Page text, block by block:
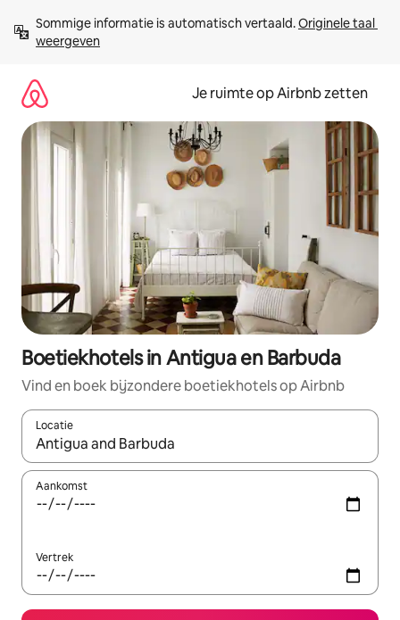
direct
naar
Sommige informatie is automatisch vertaald. Originele taal
weergeven
Je ruimte op Airbnb zetten
Boetiekhotels in Antigua en Barbuda
Vind en boek bijzondere boetiekhotels op Airbnb
Locatie
Wanneer er suggesties beschikbaar zijn, maak je een keuze
Aankomst
Vertrek